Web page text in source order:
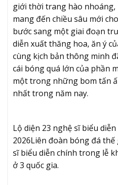
giới thời trang hào nhoáng,
mang đến chiều sâu mới
bước sang một giai đoạn
diễn xuất thăng hoa, ăn ý
cùng kịch bản thông minh
cái bóng quá lớn của phần
một trong những bom tấn
nhất trong năm nay.
Lộ diện 23 nghệ sĩ biểu
2026Liên đoàn bóng đá thế
sĩ biểu diễn chính trong lễ
ở 3 quốc gia.